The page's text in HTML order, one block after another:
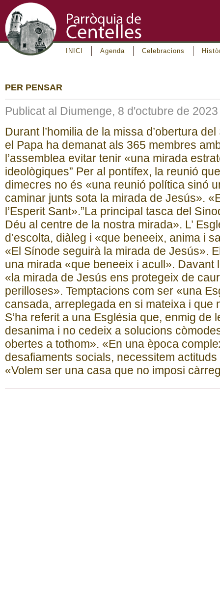
INICI Agenda Celebracions
PER PENSAR
Publicat al Diumenge, 8 d'octubre de 2023
Durant l’homilia de la missa d’obertura
el Papa ha demanat als 365 membres
l’assemblea evitar tenir «una mirada
ideològiques” Per al pontífex, la reunió
dimecres no és «una reunió política sinó
caminar junts sota la mirada de Jesús».
l’Esperit Sant».”La principal tasca del
Déu al centre de la nostra mirada». L’
d’escolta, diàleg i «que beneeix, anima i
«El Sínode seguirà la mirada de Jesús».
una mirada «que beneeix i acull». Davant
«la mirada de Jesús ens protegeix de
perilloses». Temptacions com ser «una
cansada, arreplegada en si mateixa i que
S’ha referit a una Església que, enmig de
desanima i no cedeix a solucions
obertes a tothom». «En una època
desafiaments socials, necessitem
«Volem ser una casa que no imposi